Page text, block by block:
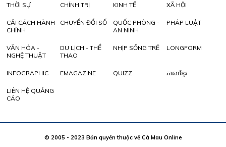
THỜI SỰ CHÍNH TRỊ KINH TẾ XÃ HỘI
CẢI CÁCH HÀNH
CHÍNH
CHUYỂN ĐỔI SỐ
QUỐC PHÒNG -
AN NINH
PHÁP LUẬT
VĂN HÓA -
NGHỆ THUẬT
DU LỊCH - THỂ
THAO
NHỊP SỐNG TRẺ LONGFORM
INFOGRAPHIC EMAGAZINE QUIZZ ភាសាខ្មែរ
LIÊN HỆ QUẢNG
CÁO
© 2005 - 2023 Bản quyền thuộc về Cà Mau Online